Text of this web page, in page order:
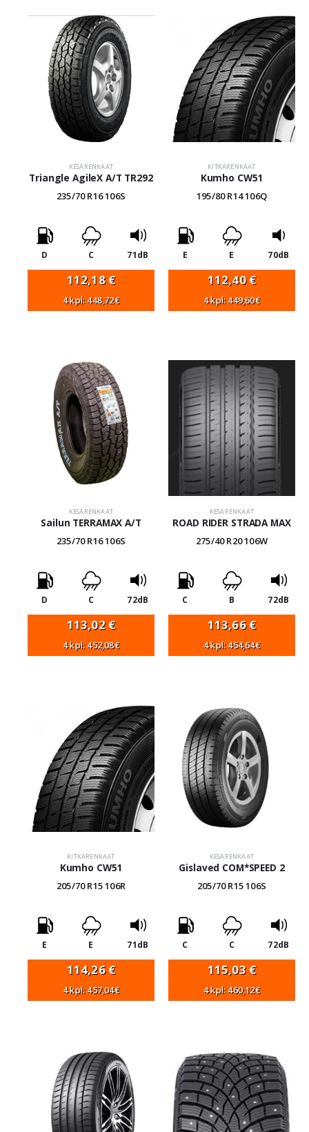
KESÄRENKAAT
Triangle AgileX A/T TR292
235/70 R16 106S
D C 71dB
112,18€
4 kpl: 448,72€
KITKARENKAAT
Kumho CW51
195/80 R14 106Q
E E 70dB
112,40€
4 kpl: 449,60€
KESÄRENKAAT
Sailun TERRAMAX A/T
235/70 R16 106S
D C 72dB
113,02 €
4 kpl: 452,08€
KESÄRENKAAT
ROAD RIDER STRADA MAX
275/40 R20 106W
C B 72dB
113,66€
4 kpl: 454,64€
KITKARENKAAT
Kumho CW51
205/70 R15 106R
E E 71dB
114,26€
4 kpl: 457,04€
KESÄRENKAAT
Gislaved COM*SPEED 2
205/70 R15 106S
C C 72dB
115,03 €
4 kpl: 460,12€